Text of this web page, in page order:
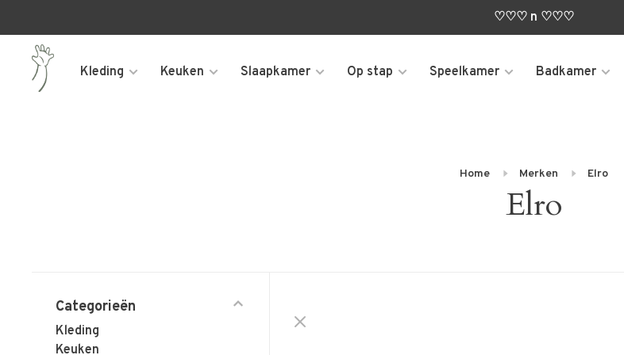
♡♡♡ n ♡♡♡
Kleding Keuken Slaapkamer Op stap Speelkamer Badkamer
Home Merken Elro
Elro
Categorieën
Kleding
Keuken